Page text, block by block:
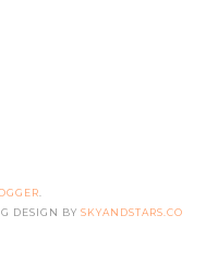
DESIGN BY SKYANDSTARS.CO